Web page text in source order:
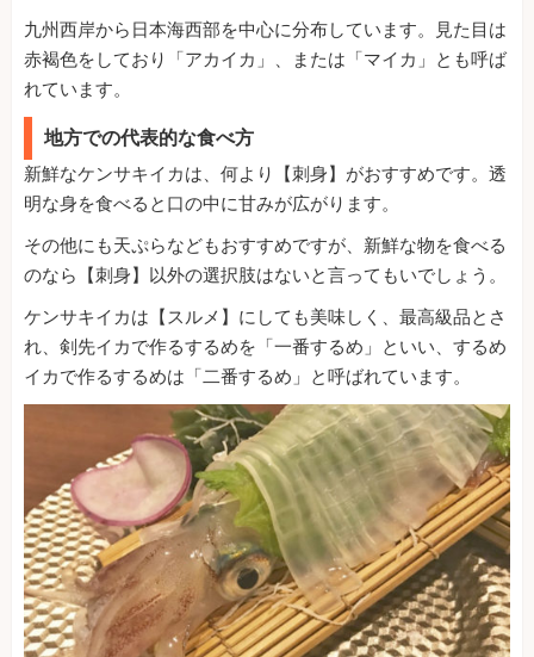
九州西岸から日本海西部を中心に分布しています。見た目は
赤褐色をしており「アカイカ」、または「マイカ」とも呼ば
れています。
地方での代表的な食べ方
新鮮なケンサキイカは、何より【刺身】がおすすめです。透
明な身を食べると口の中に甘みが広がります。
その他にも天ぷらなどもおすすめですが、新鮮な物を食べる
のなら【刺身】以外の選択肢はないと言ってもいでしょう。
ケンサキイカは【スルメ】にしても美味しく、最高級品とさ
れ、剣先イカで作るするめを「一番するめ」といい、するめ
イカで作るするめは「二番するめ」と呼ばれています。